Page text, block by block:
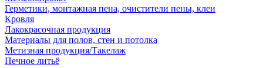
Герметики, монтажная пена, очистители пены, клеи
Кровля
Лакокрасочная продукция
Материалы для полов, стен и потолка
Метизная продукция/Такелаж
Печное литьё